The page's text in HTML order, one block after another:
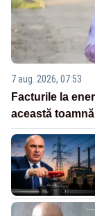
7 aug. 2026, 07:53
Facturile la
această toamnă